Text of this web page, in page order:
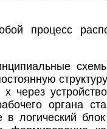
процесс
х через
органа
в логический